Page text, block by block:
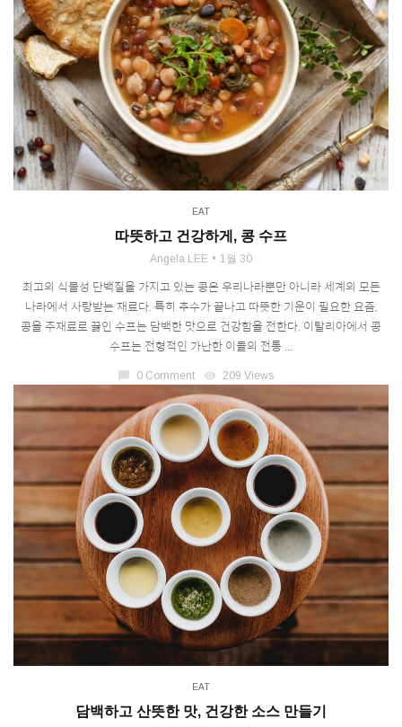
EAT
따뜻하고 건강하게, 콩 수프
Angela LEE 1월 30
최고의 식물성 단백질을 가지고 있는 콩은 우리나라뿐만 아니라 세계의 모든
나라에서 사랑받는 재료다. 특히 추수가 끝나고 따뜻한 기운이 필요한 요즘,
콩을 주재료로 끓인 수프는 담백한 맛으로 건강함을 전한다. 이탈리아에서 콩
수프는 전형적인 가난한 이들의 전통 ...
0 Comment visibility 209 Views
EAT
담백하고 산뜻한 맛, 건강한 소스 만들기